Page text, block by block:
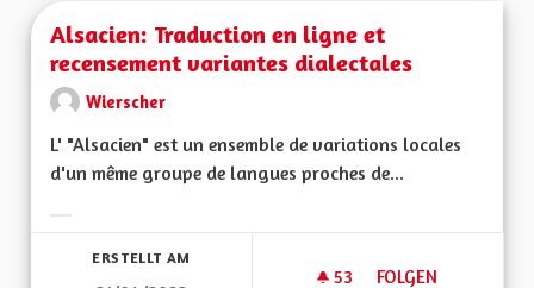
Alsacien: Traduction en ligne et
recensement variantes dialectales
Wierscher
L' "Alsacien" est un ensemble de variations locales
d'un même groupe de langues proches de...
ERSTELLT AM
53 53 FOLLOWER
FOLGEN